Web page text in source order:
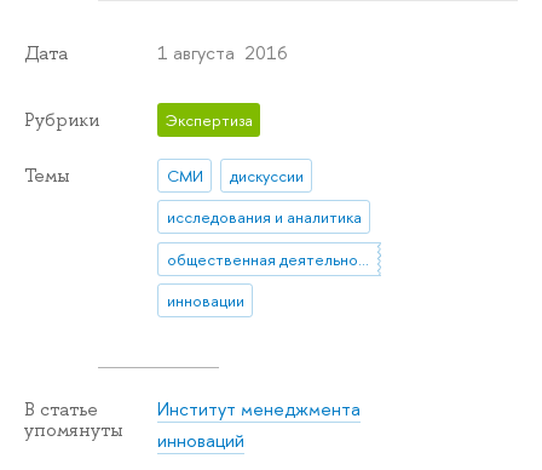
Дата 1 августа 2016
Рубрики Экспертиза
Темы СМИ
дискуссии
исследования и аналитика
общественная деятельность
инновации
В статье
упомянуты
Институт менеджмента
инноваций